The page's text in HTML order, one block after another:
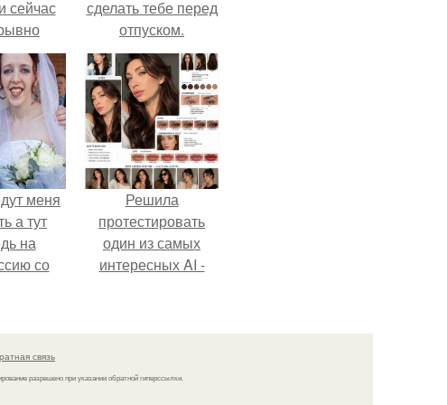
сейчас
в
сделать тебе перед
отпуском.
меня
а тут
на
со
Решила
протестировать
один из самых
интересных AI -
связь
разрешено при указании обратной гиперссылки.